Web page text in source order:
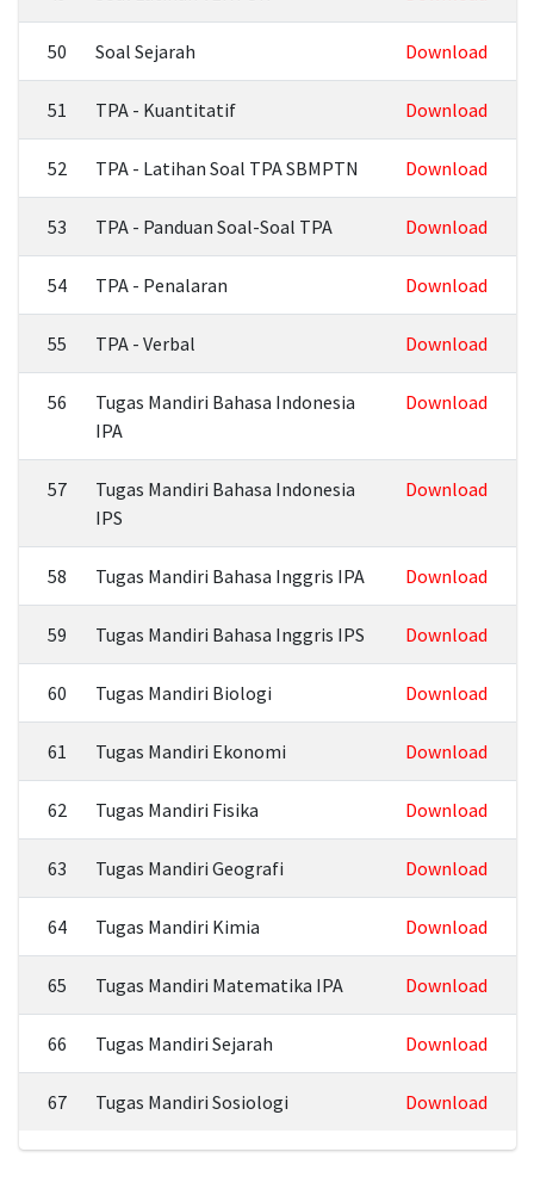
50 Soal Sejarah Download
51 TPA - Kuantitatif Download
52 TPA - Latihan Soal TPA SBMPTN Download
53 TPA - Panduan Soal-Soal TPA Download
54 TPA - Penalaran Download
55 TPA - Verbal Download
56
Tugas Mandiri Bahasa Indonesia
IPA
Download
57
Tugas Mandiri Bahasa Indonesia
IPS
Download
58 Tugas Mandiri Bahasa Inggris IPA Download
59 Tugas Mandiri Bahasa Inggris IPS Download
60 Tugas Mandiri Biologi Download
61 Tugas Mandiri Ekonomi Download
62 Tugas Mandiri Fisika Download
63 Tugas Mandiri Geografi Download
64 Tugas Mandiri Kimia Download
65 Tugas Mandiri Matematika IPA Download
66 Tugas Mandiri Sejarah Download
67 Tugas Mandiri Sosiologi Download